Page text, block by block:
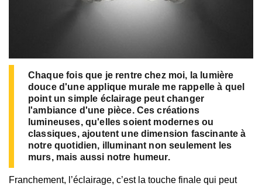
Chaque fois que je rentre chez moi, la lumière
douce d'une applique murale me rappelle à quel
point un simple éclairage peut changer
l'ambiance d'une pièce. Ces créations
lumineuses, qu'elles soient modernes ou
classiques, ajoutent une dimension fascinante à
notre quotidien, illuminant non seulement les
murs, mais aussi notre humeur.
Franchement, l’éclairage, c’est la touche finale qui peut